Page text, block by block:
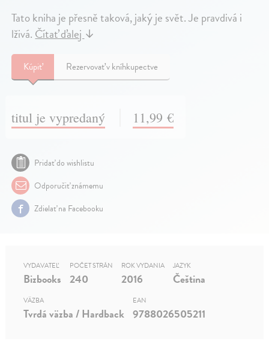
Tato kniha je přesně taková, jaký je svět. Je pravdivá i
lživá.Čítať ďalej↓
Kúpiť Rezervovať v kníhkupectve
titul je vypredaný 11,99 €
Pridať do wishlistu
Odporučiť známemu
Zdielať na Facebooku
VYDAVATEĽ
Bizbooks
POČET STRÁN
240
ROK VYDANIA
2016
JAZYK
Čeština
VÄZBA
Tvrdá väzba / Hardback
EAN
9788026505211